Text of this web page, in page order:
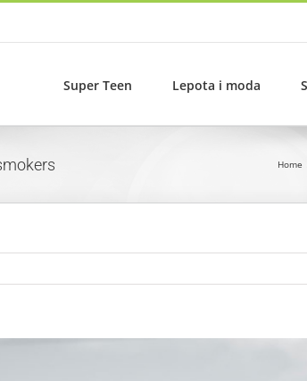
Super Teen Lepota i moda
Home